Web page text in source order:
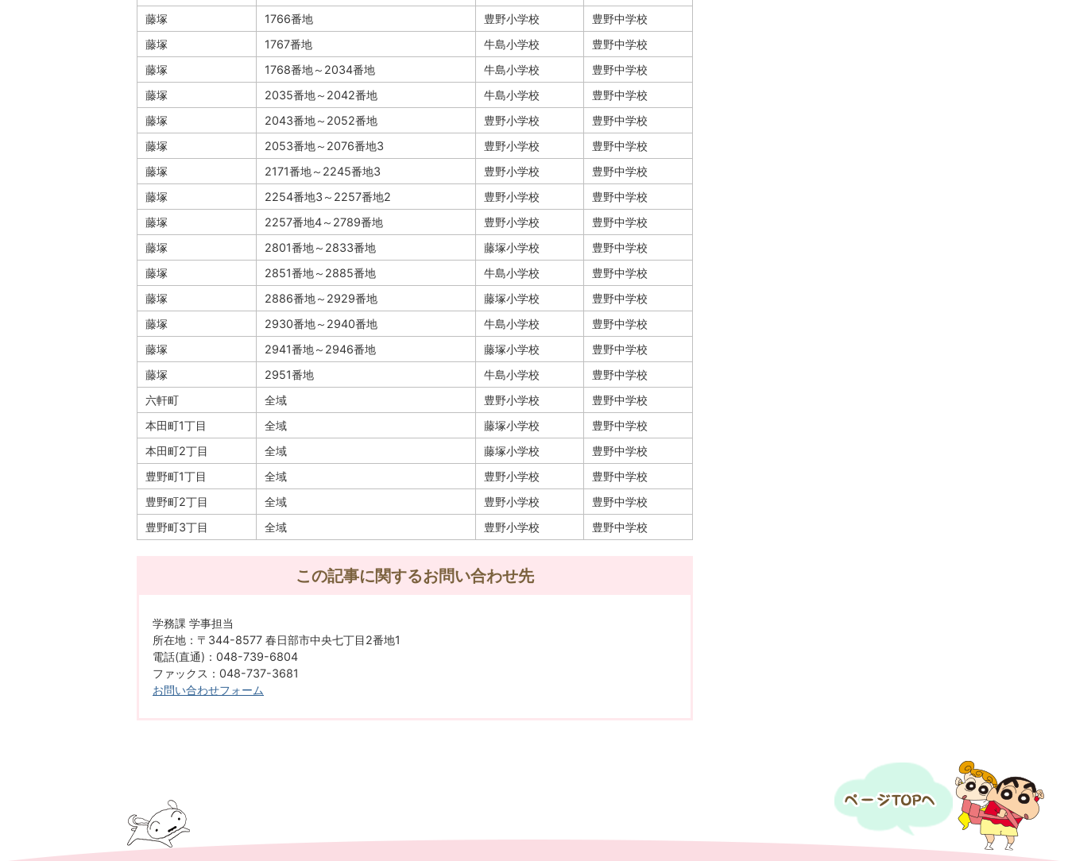
藤塚
1766番地 豊野小学校
豊野中学校
藤塚
1767番地 牛島小学校
豊野中学校
藤塚
1768番地～2034番地 牛島小学校
豊野中学校
藤塚
2035番地～2042番地 牛島小学校
豊野中学校
藤塚
2043番地～2052番地 豊野小学校
豊野中学校
藤塚
2053番地～2076番地3 豊野小学校
豊野中学校
藤塚
2171番地～2245番地3 豊野小学校
豊野中学校
藤塚
2254番地3～2257番地2 豊野小学校
豊野中学校
藤塚
2257番地4～2789番地 豊野小学校
豊野中学校
藤塚
2801番地～2833番地 藤塚小学校
豊野中学校
藤塚
2851番地～2885番地 牛島小学校
豊野中学校
藤塚
2886番地～2929番地 藤塚小学校
豊野中学校
藤塚
2930番地～2940番地 牛島小学校
豊野中学校
藤塚
2941番地～2946番地 藤塚小学校
豊野中学校
藤塚
2951番地 牛島小学校
豊野中学校
六軒町
全域 豊野小学校
豊野中学校
本田町1丁目
全域 藤塚小学校
豊野中学校
本田町2丁目
全域 藤塚小学校
豊野中学校
豊野町1丁目
全域 豊野小学校
豊野中学校
豊野町2丁目
全域 豊野小学校
豊野中学校
豊野町3丁目
全域 豊野小学校 豊野中学校
この記事に関するお問い合わせ先
学務課 学事担当
所在地：〒344-8577 春日部市中央七丁目2番地1
電話(直通)：048-739-6804
ファックス：048-737-3681
お問い合わせフォーム